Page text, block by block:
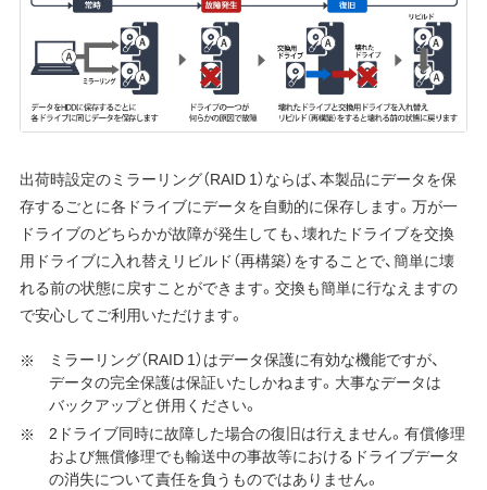
出荷時設定のミラーリング（RAID 1）ならば、本製品にデータを保
存するごとに各ドライブにデータを自動的に保存します。万が一
ドライブのどちらかが故障が発生しても、壊れたドライブを交換
用ドライブに入れ替えリビルド（再構築）をすることで、簡単に壊
れる前の状態に戻すことができます。交換も簡単に行なえますの
で安心してご利用いただけます。
ミラーリング（RAID 1）はデータ保護に有効な機能ですが、
データの完全保護は保証いたしかねます。大事なデータは
バックアップと併用ください。
2ドライブ同時に故障した場合の復旧は行えません。有償修理
および無償修理でも輸送中の事故等におけるドライブデータ
の消失について責任を負うものではありません。